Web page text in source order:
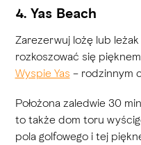
4. Yas Beach
Zarezerwuj lożę lub leżak
rozkoszować się
Wyspie Yas – rodzinnym
Położona zaledwie 30
to także dom toru
pola golfowego i tej